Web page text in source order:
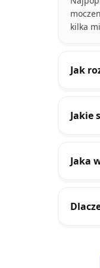
kilka
Jak
Jakie
Jaka